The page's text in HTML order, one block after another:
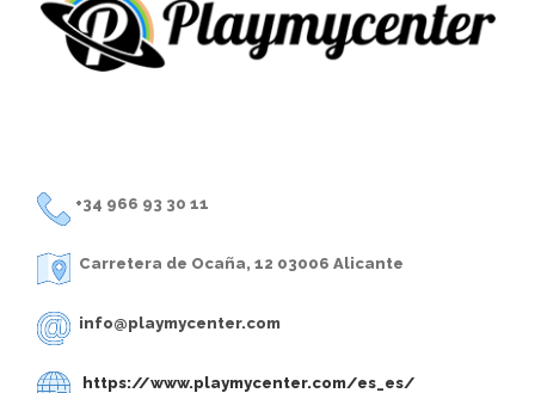
+34 966 93 30 11
Carretera de Ocaña, 12 03006 Alicante
info@playmycenter.com
https://www.playmycenter.com/es_es/